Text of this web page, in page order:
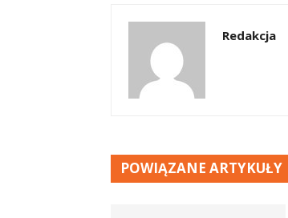
Redakcja
POWIĄZANE ARTYKUŁY